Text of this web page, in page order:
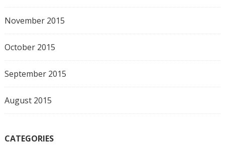
November 2015
October 2015
September 2015
August 2015
CATEGORIES